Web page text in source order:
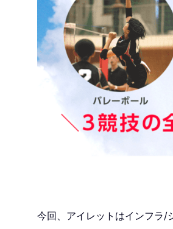
今回、アイレットはインフラ/